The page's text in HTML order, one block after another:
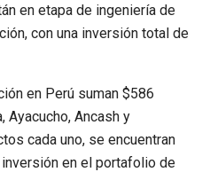
en etapa de ingeniería de
con una inversión total de
en Perú suman $586
Ayacucho, Ancash y
cada uno, se encuentran
en el portafolio de